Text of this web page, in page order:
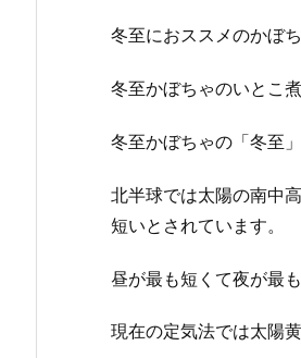
冬至におススメのかぼ
冬至かぼちゃのいとこ
冬至かぼちゃの「冬至
北半球では太陽の南中
短いとされています。
昼が最も短くて夜が最
現在の定気法では太陽